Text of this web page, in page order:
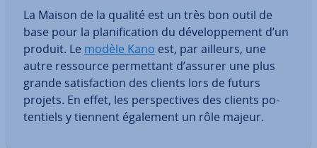
La Maison de la qualité est un très bon outil de
base pour la pla­ni­fi­ca­tion du dé­ve­lop­pe­ment d’un
produit. Le modèle Kano est, par ailleurs, une
autre ressource per­met­tant d’assurer une plus
grande sa­tis­fac­tion des clients lors de futurs
projets. En effet, les pers­pec­tives des clients po­
ten­tiels y tiennent également un rôle majeur.